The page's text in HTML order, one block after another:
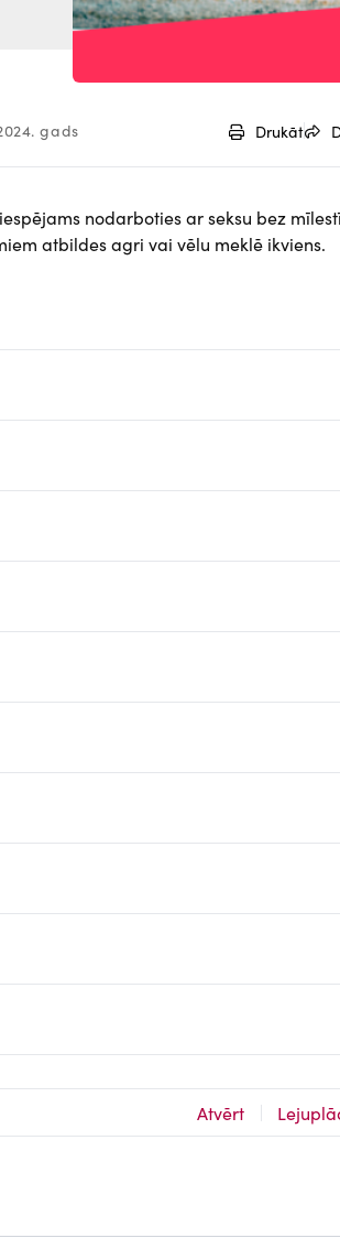
gads Drukāt
nodarboties ar seksu bez
atbildes agri vai vēlu meklē ikviens.
Atvērt